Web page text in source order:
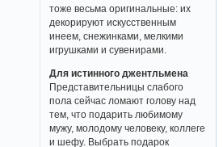
фрегат из конфет или
шоколадный мишка с букетом
шоколадных же лилий в лапе.
Цветочные композиции сейчас
декорируют искусственным
инеем, снежинками, мелкими
игрушками и сувенирами.
Для истинного джентльмена
Представительницы слабого